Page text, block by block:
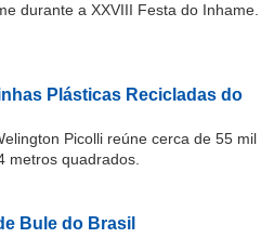
durante a XXVIII Festa do Inhame.
Plásticas Recicladas do
Picolli reúne cerca de 55 mil
metros quadrados.
Bule do Brasil